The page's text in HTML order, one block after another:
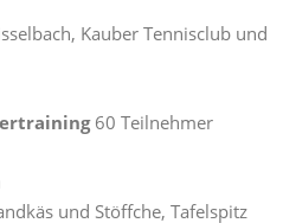
Kauber Tennisclub und
60 Teilnehmer
und Stöffche, Tafelspitz